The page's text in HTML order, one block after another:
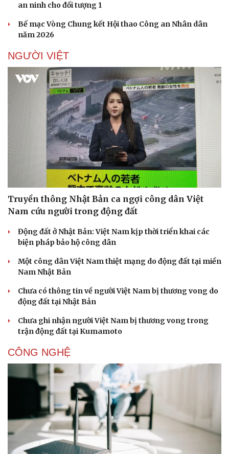
Sức khỏe
Dinh dưỡng - món ngon
Cây thuốc
Sản phụ khoa
Nhi khoa
Nam khoa
Làm đẹp - giảm cân
Phòng mạch online
Ăn sạch sống khỏe
Đời sống
Tình yêu - Gia đình
an ninh cho đối tượng 1
Bế mạc Vòng Chung kết Hội thao Công an Nhân dân
năm 2026
NGƯỜI VIỆT
Truyền thông Nhật Bản ca ngợi công dân Việt
Nam cứu người trong động đất
Động đất ở Nhật Bản: Việt Nam kịp thời triển khai các
biện pháp bảo hộ công dân
Một công dân Việt Nam thiệt mạng do động đất tại miền
Nam Nhật Bản
Chưa có thông tin về người Việt Nam bị thương vong do
động đất tại Nhật Bản
Chưa ghi nhận người Việt Nam bị thương vong trong
trận động đất tại Kumamoto
CÔNG NGHỆ